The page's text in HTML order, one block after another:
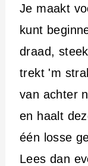
Je maakt
kunt
draad,
trekt 'm
van achter
en haalt
één losse
Lees dan